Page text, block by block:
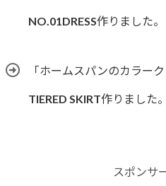
NO.01DRESS作りました。
「ホームスパンのカラー
TIERED SKIRT作りました。
スポンサ